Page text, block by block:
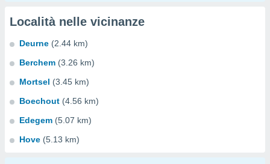
Località nelle vicinanze
Deurne (2.44 km)
Berchem (3.26 km)
Mortsel (3.45 km)
Boechout (4.56 km)
Edegem (5.07 km)
Hove (5.13 km)